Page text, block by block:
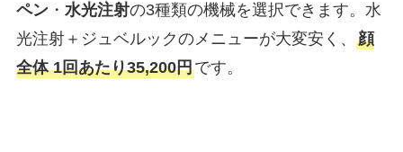
ペン・ 水光注射の3種類の機械を選択できます。水
光注射＋ジュベルックのメニューが大変安く、 顔
全体 1回あたり35,200円です。